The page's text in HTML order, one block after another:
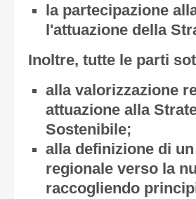
la partecipazione
l'attuazione della
Inoltre, tutte le parti
alla valorizzazione
attuazione alla
Sostenibile;
alla definizione di
regionale verso la
raccogliendo